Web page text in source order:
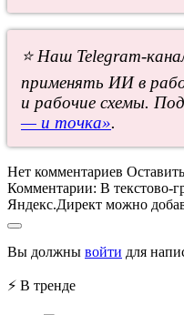
⭐ Наш Telegram-
применять ИИ в
и рабочие схемы.
— и точка».
Нет комментариев
Комментарии: В текстово-
Яндекс.Директ можно
Вы должны войти для
⚡ В тренде